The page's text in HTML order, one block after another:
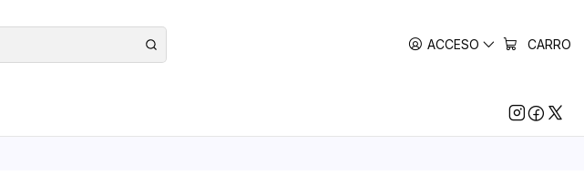
ACCESO CARRO